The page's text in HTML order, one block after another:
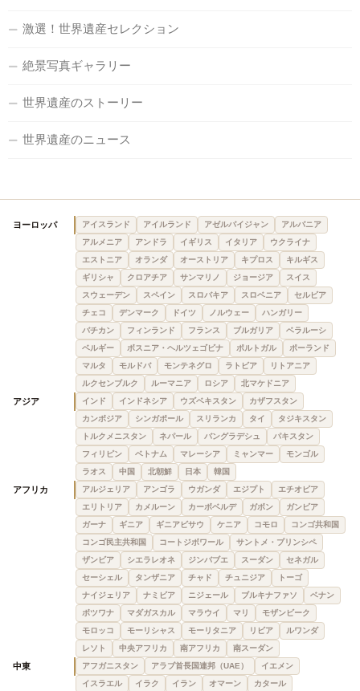
激選！世界遺産セレクション
絶景写真ギャラリー
世界遺産のストーリー
世界遺産のニュース
ヨーロッパ アイスランド アイルランド アゼルバイジャン
アルバニア
アルメニア
アンドラ イギリス イタリア
ウクライナ
エストニア
オランダ オーストリア キプロス
キルギス
ギリシャ
クロアチア サンマリノ ジョージア
スイス
スウェーデン
スペイン スロバキア スロベニア
セルビア
チェコ
デンマーク ドイツ ノルウェー
ハンガリー
バチカン
フィンランド フランス ブルガリア
ベラルーシ
ベルギー
ボスニア・ヘルツェゴビナ ポルトガル
ポーランド
マルタ
モルドバ モンテネグロ ラトビア
リトアニア
ルクセンブルク
ルーマニア ロシア 北マケドニア
アジア インド インドネシア ウズベキスタン
カザフスタン
カンボジア
シンガポール スリランカ タイ
タジキスタン
トルクメニスタン
ネパール バングラデシュ
パキスタン
フィリピン
ベトナム マレーシア ミャンマー
モンゴル
ラオス
中国 北朝鮮 日本 韓国
アフリカ アルジェリア アンゴラ ウガンダ エジプト
エチオピア
エリトリア
カメルーン カーボベルデ ガボン
ガンビア
ガーナ
ギニア ギニアビサウ ケニア コモロ
コンゴ共和国
コンゴ民主共和国
コートジボワール
サントメ・プリンシペ
ザンビア
シエラレオネ ジンバブエ スーダン
セネガル
セーシェル
タンザニア チャド チュニジア
トーゴ
ナイジェリア
ナミビア ニジェール ブルキナファソ
ベナン
ボツワナ
マダガスカル マラウイ マリ
モザンビーク
モロッコ
モーリシャス モーリタニア リビア
ルワンダ
レソト
中央アフリカ 南アフリカ 南スーダン
中東 アフガニスタン アラブ首長国連邦（UAE）
イエメン
イスラエル
イラク イラン オマーン カタール